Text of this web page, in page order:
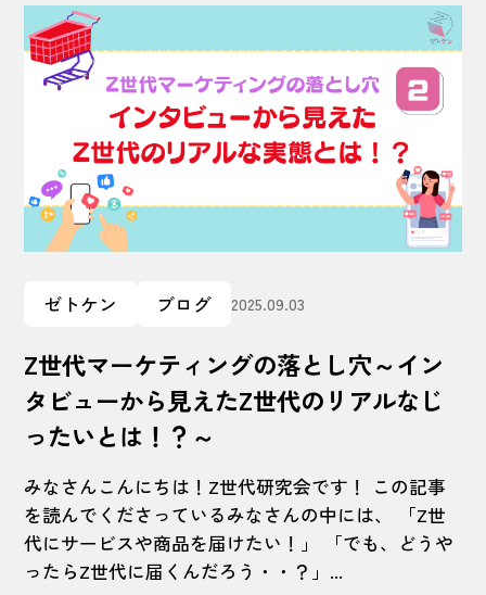
ゼトケン ブログ 2025.09.03
Z世代マーケティングの落とし穴～イン
タビューから見えたZ世代のリアルなじ
ったいとは！？～
みなさんこんにちは！Z世代研究会です！ この記事
を読んでくださっているみなさんの中には、 「Z世
代にサービスや商品を届けたい！」 「でも、どうや
ったらZ世代に届くんだろう・・？」...